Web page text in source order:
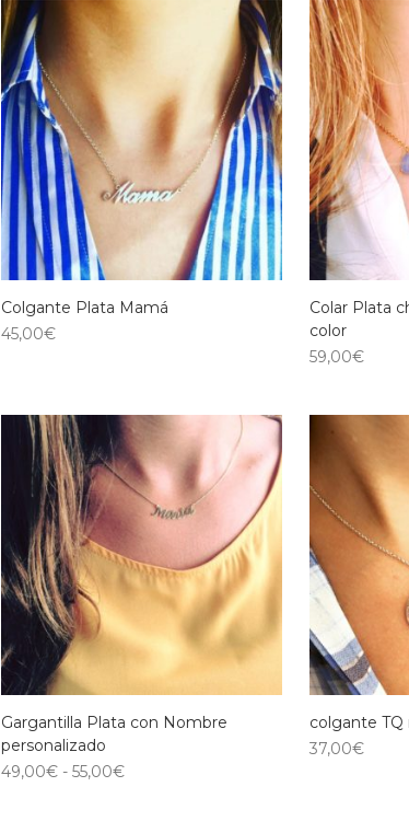
Colgante Plata Mamá
45,00€
Colar Plata
color
59,00€
Gargantilla Plata con Nombre
personalizado
49,00€ - 55,00€
colgante TQ
37,00€